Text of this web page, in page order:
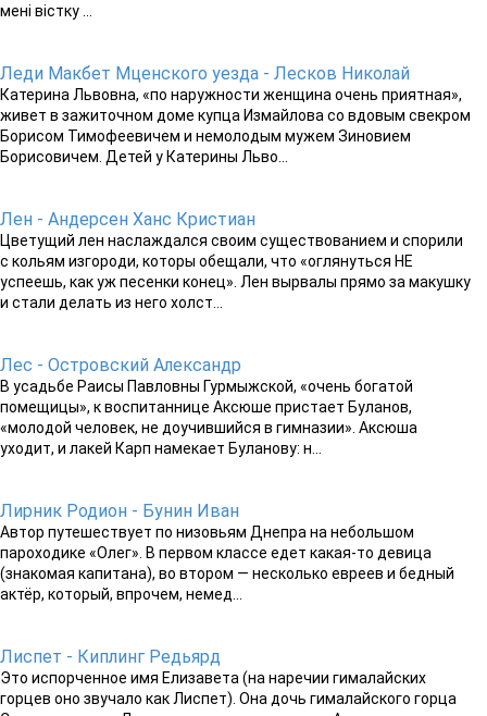
мені вістку ...
Леди Макбет Мценского уезда - Лесков Николай
Катерина Львовна, «по наружности женщина очень приятная»,
живет в зажиточном доме купца Измайлова со вдовым свекром
Борисом Тимофеевичем и немолодым мужем Зиновием
Борисовичем. Детей у Катерины Льво...
Лен - Андерсен Ханс Кристиан
Цветущий лен наслаждался своим существованием и спорили
с кольям изгороди, которы обещали, что «оглянуться НЕ
успеешь, как уж песенки конец». Лен вырвалы прямо за макушку
и стали делать из него холст...
Лес - Островский Александр
В усадьбе Раисы Павловны Гурмыжской, «очень богатой
помещицы», к воспитаннице Аксюше пристает Буланов,
«молодой человек, не доучившийся в гимназии». Аксюша
уходит, и лакей Карп намекает Буланову: н...
Лирник Родион - Бунин Иван
Автор путешествует по низовьям Днепра на небольшом
пароходике «Олег». В первом классе едет какая-то девица
(знакомая капитана), во втором — несколько евреев и бедный
актёр, который, впрочем, немед...
Лиспет - Киплинг Редьярд
Это испорченное имя Елизавета (на наречии гималайских
горцев оно звучало как Лиспет). Она дочь гималайского горца